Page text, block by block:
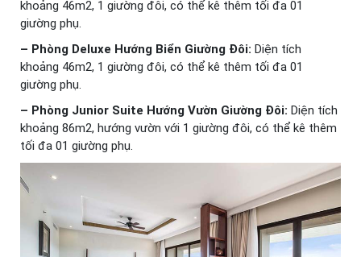
khoảng 46m2, 1 giường đôi, có thể kê thêm tối đa 01
giường phụ.
– Phòng Deluxe Hướng Biển Giường Đôi: Diện tích
khoảng 46m2, 1 giường đôi, có thể kê thêm tối đa 01
giường phụ.
– Phòng Junior Suite Hướng Vườn Giường Đôi: Diện tích
khoảng 86m2, hướng vườn với 1 giường đôi, có thể kê thêm
tối đa 01 giường phụ.